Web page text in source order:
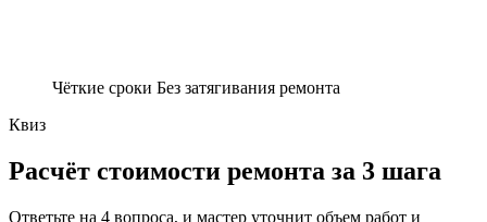
Чёткие сроки Без затягивания ремонта
Квиз
Расчёт стоимости ремонта за 3 шага
Ответьте на 4 вопроса, и мастер уточнит объем работ и